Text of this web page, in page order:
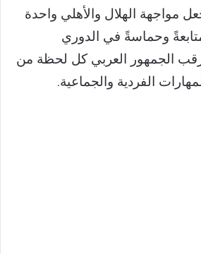
مواجهة الهلال والأهلي واحدة
وحماسةً في الدوري
2026، ويترقب الجمهور العربي كل لحظة من
الفردية والجماعية.